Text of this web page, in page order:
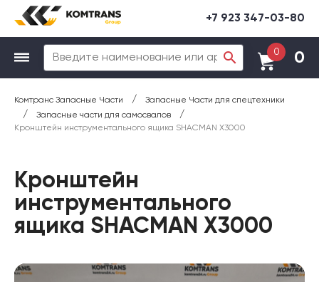
+7 923 347-03-80
0 0
Комтранс Запасные Части / Запасные Части для спецтехники
/ Запасные части для самосвалов /
Кронштейн инструментального ящика SHACMAN X3000
Кронштейн
инструментального
ящика SHACMAN X3000